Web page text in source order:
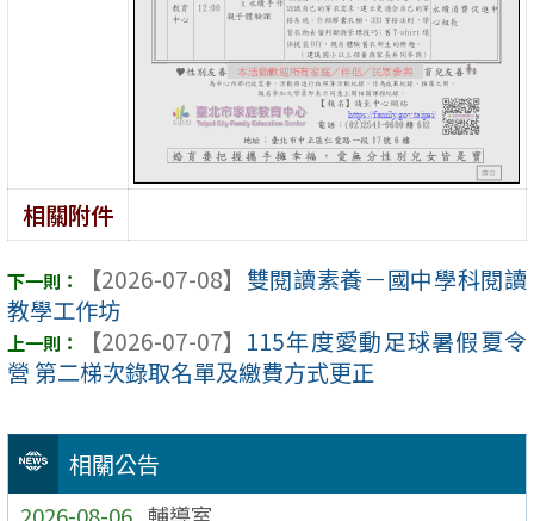
相關公告
相關附件
【2026-07-08】 雙閱讀素養－國中學科閱讀
教學工作坊
【2026-07-07】 115年度愛動足球暑假夏令
營 第二梯次錄取名單及繳費方式更正